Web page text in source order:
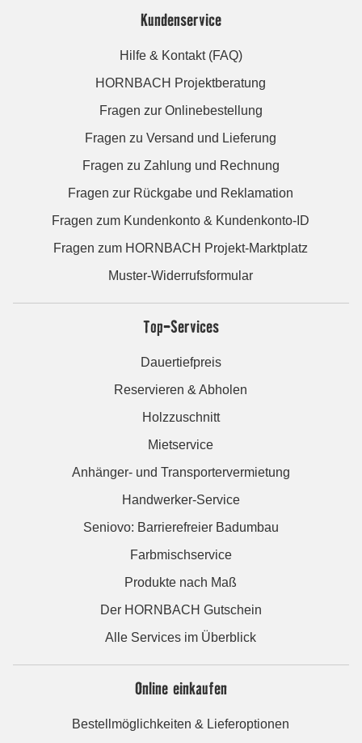
Kundenservice
Hilfe & Kontakt (FAQ)
HORNBACH Projektberatung
Fragen zur Onlinebestellung
Fragen zu Versand und Lieferung
Fragen zu Zahlung und Rechnung
Fragen zur Rückgabe und Reklamation
Fragen zum Kundenkonto & Kundenkonto-ID
Fragen zum HORNBACH Projekt-Marktplatz
Muster-Widerrufsformular
Top-Services
Dauertiefpreis
Reservieren & Abholen
Holzzuschnitt
Mietservice
Anhänger- und Transportervermietung
Handwerker-Service
Seniovo: Barrierefreier Badumbau
Farbmischservice
Produkte nach Maß
Der HORNBACH Gutschein
Alle Services im Überblick
Online einkaufen
Bestellmöglichkeiten & Lieferoptionen